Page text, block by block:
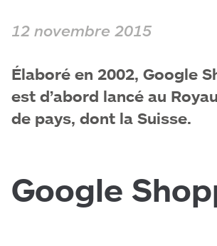
12 novembre 2015
Élaboré en 2002, Google
est d’abord lancé au
de pays, dont la Suisse.
Google